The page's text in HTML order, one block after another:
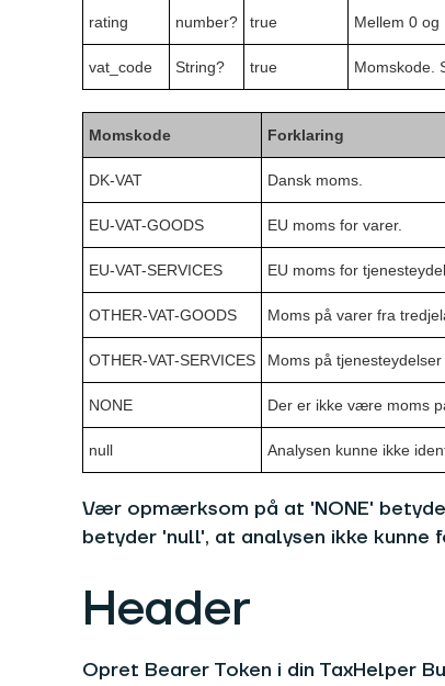
rating number? true Mellem 0 og
vat_code String? true Momskode.
Momskode Forklaring
DK-VAT Dansk moms.
EU-VAT-GOODS EU moms for varer.
EU-VAT-SERVICES EU moms for
OTHER-VAT-GOODS Moms på varer fra
OTHER-VAT-SERVICES Moms på tjenesteydelser
NONE Der er ikke være moms
null Analysen kunne ikke
Vær opmærksom på at 'NONE'
betyder 'null', at analysen ikke kunne
Header
Opret Bearer Token i din TaxHelper